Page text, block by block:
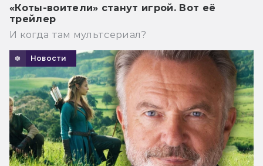
«Коты-воители» станут игрой. Вот её
трейлер
И когда там мультсериал?
Новости